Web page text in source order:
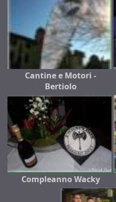
Cantine e Motori -
Bertiolo
Compleanno Wacky